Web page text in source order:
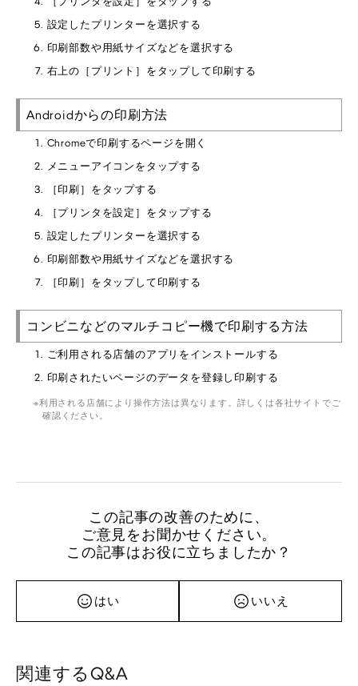
設定したプリンターを選択する
印刷部数や用紙サイズなどを選択する
右上の［プリント］をタップして印刷する
Androidからの印刷方法
Chromeで印刷するページを開く
メニューアイコンをタップする
［印刷］をタップする
［プリンタを設定］をタップする
設定したプリンターを選択する
印刷部数や用紙サイズなどを選択する
［印刷］をタップして印刷する
コンビニなどのマルチコピー機で印刷する方法
ご利用される店舗のアプリをインストールする
印刷されたいページのデータを登録し印刷する
利用される店舗により操作方法は異なります。詳しくは各社サイトでご
確認ください。
この記事の改善のために、
ご意見をお聞かせください。
この記事はお役に立ちましたか？
はい いいえ
関連するQ&A